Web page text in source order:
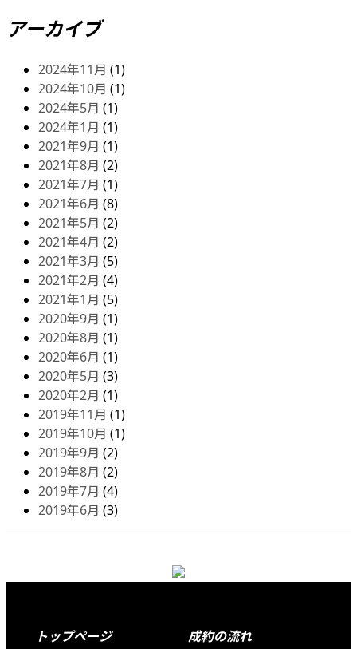
アーカイブ
2024年11月 (1)
2024年10月 (1)
2024年5月 (1)
2024年1月 (1)
2021年9月 (1)
2021年8月 (2)
2021年7月 (1)
2021年6月 (8)
2021年5月 (2)
2021年4月 (2)
2021年3月 (5)
2021年2月 (4)
2021年1月 (5)
2020年9月 (1)
2020年8月 (1)
2020年6月 (1)
2020年5月 (3)
2020年2月 (1)
2019年11月 (1)
2019年10月 (1)
2019年9月 (2)
2019年8月 (2)
2019年7月 (4)
2019年6月 (3)
トップページ 成約の流れ